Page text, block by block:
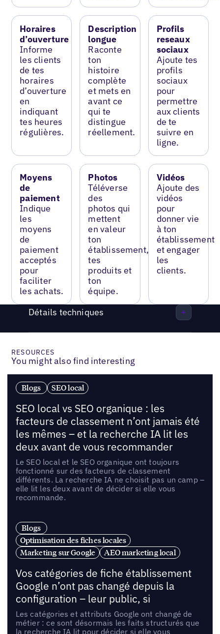
Horaires
d’ouverture
Informe
les clients
de tes
horaires
d’ouverture
en
indiquant
tes heures
régulières.
Description
longue
Raconte
ton
histoire
complète
et mets en
avant ce
qui te
distingue
réellement.
Profils
reseaux
sociaux
Ajoute tes
profils
sociaux
pour
permettre
aux clients
de te
suivre en
ligne.
Moyens
de
paiement
Indique
les
moyens
de
paiement
acceptés
pour
faciliter
les achats.
Photos
Téléverse
des
photos qui
mettent
en valeur
ton
établissement,
tes
produits et
ton
équipe.
Vidéos
Ajoute des
vidéos
pour
donner vie
à ton
établissement
et engager
les
clients.
Détails techniques
RESOURCES
You might also find interesting
Blogs SEO local
SEO local vs SEO organique : les
facteurs de classement n’ont jamais été
les mêmes – et la recherche IA lit les
deux avant de vous recommander
Le SEO local et le SEO organique ont toujours
fonctionné sur des facteurs de classement
différents. La recherche IA ne choisit pas un camp –
elle lit les deux avant de décider si elle vous
recommande.
Blogs
Optimisation des fiches locales
Marketing sur Google
AEO marketing local
Vos catégories de fiche établissement
Google n’ont pas changé depuis la
configuration – leur public, si
Les catégories et attributs Google ont changé de
métier : ce sont désormais les faits structurés que
la recherche IA lit pour décider si elle vous